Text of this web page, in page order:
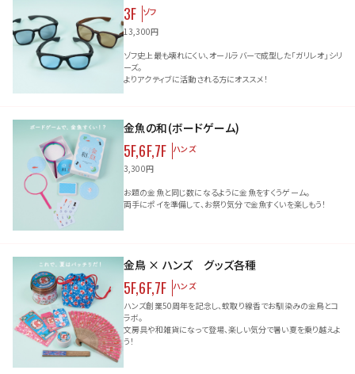
3F ゾフ
13,300円
ゾフ史上最も壊れにくい、オールラバーで成型した「ガリレオ」シリ
ーズ。
よりアクティブに活動される方にオススメ！
金魚の和(ボードゲーム)
5F,6F,7F ハンズ
3,300円
お題の金魚と同じ数になるように金魚をすくうゲーム。
両手にポイを準備して、お祭り気分で金魚すくいを楽しもう！
金鳥 × ハンズ グッズ各種
5F,6F,7F ハンズ
ハンズ創業50周年を記念し、蚊取り線香でお馴染みの金鳥とコ
ラボ。
文房具や和雑貨になって登場、楽しい気分で暑い夏を乗り越えよ
う！